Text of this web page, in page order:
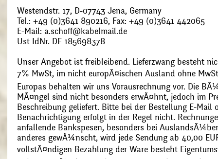
Westendstr. 17, D-07743 Jena, Germany
Tel.: +49 (0)3641 890216, Fax: +49 (0)3641 442065
E-Mail: a.schoff@kabelmail.de
Ust IdNr. DE 185698378
Unser Angebot ist freibleibend. Lieferzwang besteht
7% MwSt, im nicht europÃ¤ischen Ausland ohne
Europas behalten wir uns Vorausrechnung vor. Die
MÃ¤ngel sind nicht besonders erwÃ¤hnt, jedoch im
Beschreibung geliefert. Bitte bei der Bestellung E-Mail
Benachrichtigung erfolgt in der Regel nicht.
anfallende Bankspesen, besonders bei
anderes gewÃ¼nscht, wird jede Sendung ab 40,00
vollstÃ¤ndigen Bezahlung der Ware besteht